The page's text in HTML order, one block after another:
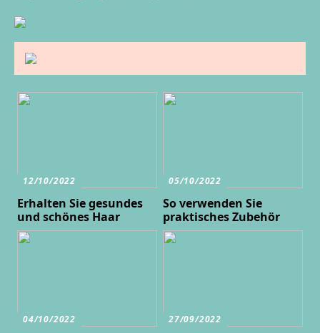
12/10/2022
Erhalten Sie gesundes
und schönes Haar
05/10/2022
So verwenden Sie
praktisches Zubehör
04/10/2022 27/09/2022